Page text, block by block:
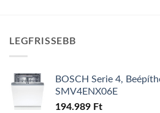
LEGFRISSEBB
BOSCH Serie 4,
SMV4ENX06E
194.989 Ft